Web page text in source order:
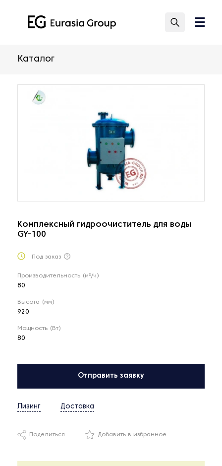
Каталог
Комплексный гидроочиститель для воды
GY-100
Под заказ
Производительность (м³/ч)
80
Высота (мм)
920
Мощность (Вт)
80
Отправить заявку
Лизинг Доставка
Поделиться Добавить в избранное